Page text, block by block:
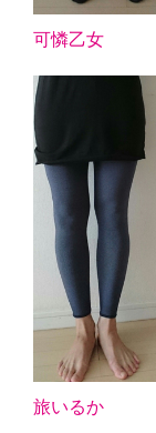
可憐乙女
旅いるか